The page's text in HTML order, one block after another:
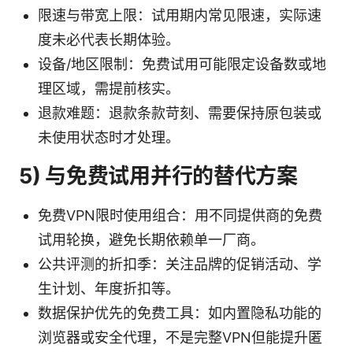
限速与带宽上限：试用期内常见限速，实际速
度未必代表长期体验。
设备/地区限制：免费试用可能限定设备数或地
理区域，需提前核实。
退款难题：退款条款苛刻、需要保持原包装或
未使用状态时才处理。
5) 与免费试用并行的替代方案
免费VPN限时使用组合：用不同提供商的免费
试用轮换，避免长期依赖单一厂商。
公共评测的折扣季：关注品牌的促销活动、学
生计划、年度折扣等。
数据保护优先的免费工具：如内置隐私功能的
浏览器或安全代理，不是完整VPN但能提升匿